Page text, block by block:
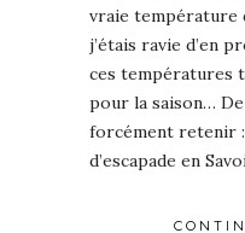
vraie température
j’étais ravie d’en
ces températures
pour la saison…
forcément retenir
d’escapade en